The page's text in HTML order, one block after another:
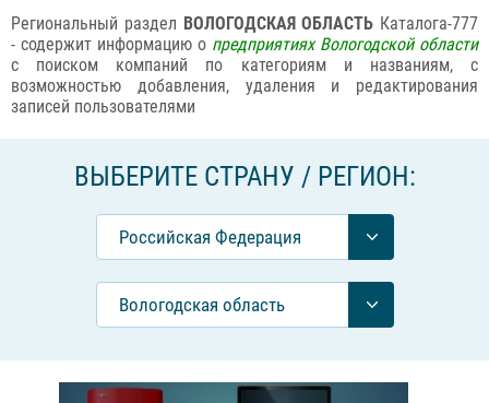
Региональный раздел ВОЛОГОДСКАЯ ОБЛАСТЬ Каталога-777
- содержит информацию о предприятиях Вологодской области
с поиском компаний по категориям и названиям, с
возможностью добавления, удаления и редактирования
записей пользователями
ВЫБЕРИТЕ СТРАНУ / РЕГИОН:
Российcкая Федерация
Вологодская область